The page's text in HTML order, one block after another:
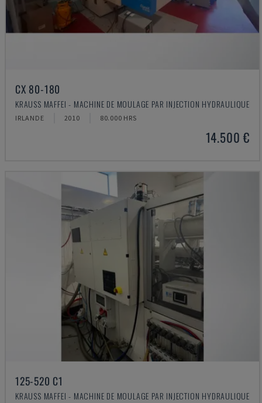
CX 80-180
KRAUSS MAFFEI - MACHINE DE MOULAGE PAR INJECTION HYDRAULIQUE
IRLANDE 2010 80.000 HRS
14.500 €
125-520 C1
KRAUSS MAFFEI - MACHINE DE MOULAGE PAR INJECTION HYDRAULIQUE